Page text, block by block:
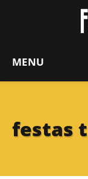
MENU
festas